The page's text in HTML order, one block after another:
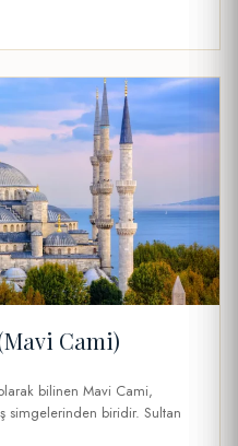
Cami)
bilinen Mavi Cami,
simgelerinden biridir. Sultan